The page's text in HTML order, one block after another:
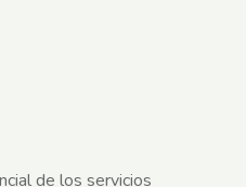
de los servicios